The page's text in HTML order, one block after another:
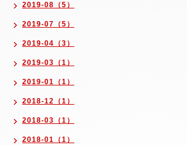
2019-08（5）
2019-07（5）
2019-04（3）
2019-03（1）
2019-01（1）
2018-12（1）
2018-03（1）
2018-01（1）